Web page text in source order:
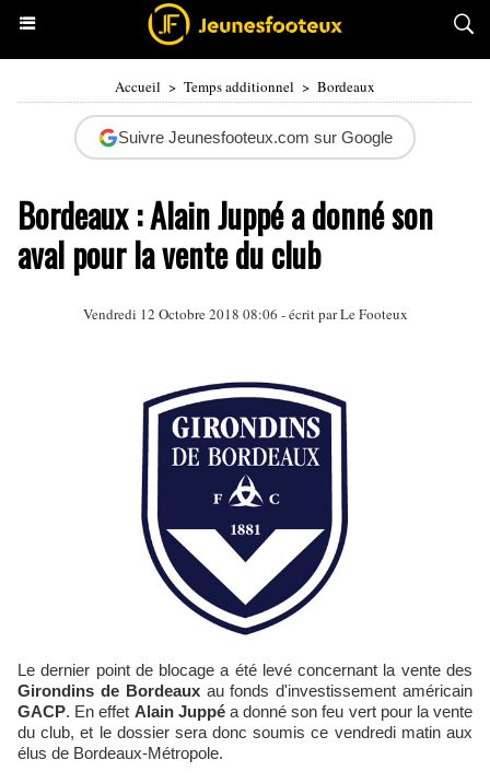
Accueil > Temps additionnel > Bordeaux
Suivre Jeunesfooteux.com sur Google
Bordeaux : Alain Juppé a donné son
aval pour la vente du club
Vendredi 12 Octobre 2018 08:06 - écrit par Le Footeux
Le dernier point de blocage a été levé concernant la vente des
Girondins de Bordeauxau fonds d'investissement américain
GACP. En effet Alain Juppéa donné son feu vert pour la vente
du club, et le dossier sera donc soumis ce vendredi matin aux
élus de Bordeaux-Métropole.